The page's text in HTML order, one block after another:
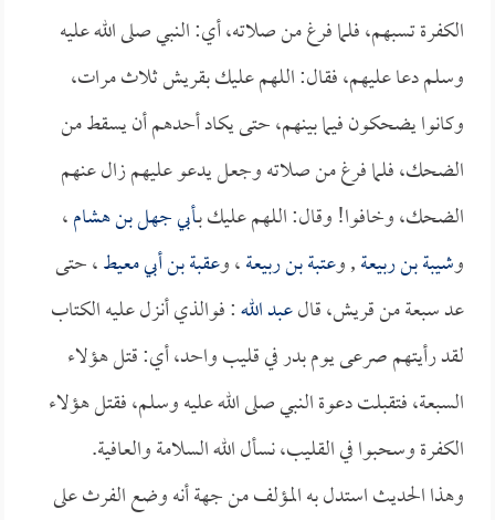
الكفرة تسبهم، فلما فرغ من صلاته، أي: النبي صلى الله عليه
وسلم دعا عليهم، فقال: اللهم عليك بقريش ثلاث مرات،
وكانوا يضحكون فيما بينهم، حتى يكاد أحدهم أن يسقط من
الضحك، فلما فرغ من صلاته وجعل يدعو عليهم زال عنهم
الضحك، وخافوا! وقال: اللهم عليك بـأبي جهل بن هشام،
وشيبة بن ربيعة, وعتبة بن ربيعة، وعقبة بن أبي معيط، حتى
عد سبعة من قريش، قالعبد الله: فوالذي أنزل عليه الكتاب
لقد رأيتهم صرعى يوم بدر في قليب واحد، أي: قتل هؤلاء
السبعة، فتقبلت دعوة النبي صلى الله عليه وسلم، فقتل هؤلاء
الكفرة وسحبوا في القليب، نسأل الله السلامة والعافية.
وهذا الحديث استدل به المؤلف من جهة أنه وضع الفرث على